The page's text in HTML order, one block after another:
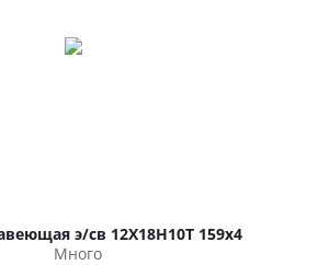
э/св 12Х18Н10Т 159х4
Много